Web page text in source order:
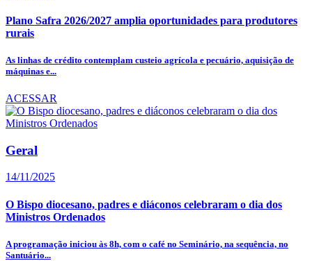
Plano Safra 2026/2027 amplia oportunidades para produtores
rurais
As linhas de crédito contemplam custeio agrícola e pecuário, aquisição de
máquinas e...
ACESSAR
Geral
14/11/2025
O Bispo diocesano, padres e diáconos celebraram o dia dos
Ministros Ordenados
A programação iniciou às 8h, com o café no Seminário, na sequência, no
Santuário...